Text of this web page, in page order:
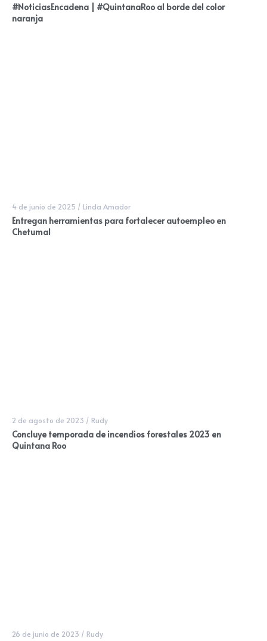
#NoticiasEncadena | #QuintanaRoo al borde del color
naranja
4 de junio de 2025 / Linda Amador
Entregan herramientas para fortalecer autoempleo en
Chetumal
2 de agosto de 2023 / Rudy
Concluye temporada de incendios forestales 2023 en
Quintana Roo
26 de junio de 2023 / Rudy